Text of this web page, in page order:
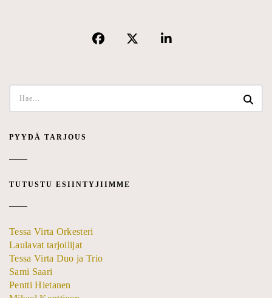
PYYDÄ TARJOUS
TUTUSTU ESIINTYJIIMME
Tessa Virta Orkesteri
Laulavat tarjoilijat
Tessa Virta Duo ja Trio
Sami Saari
Pentti Hietanen